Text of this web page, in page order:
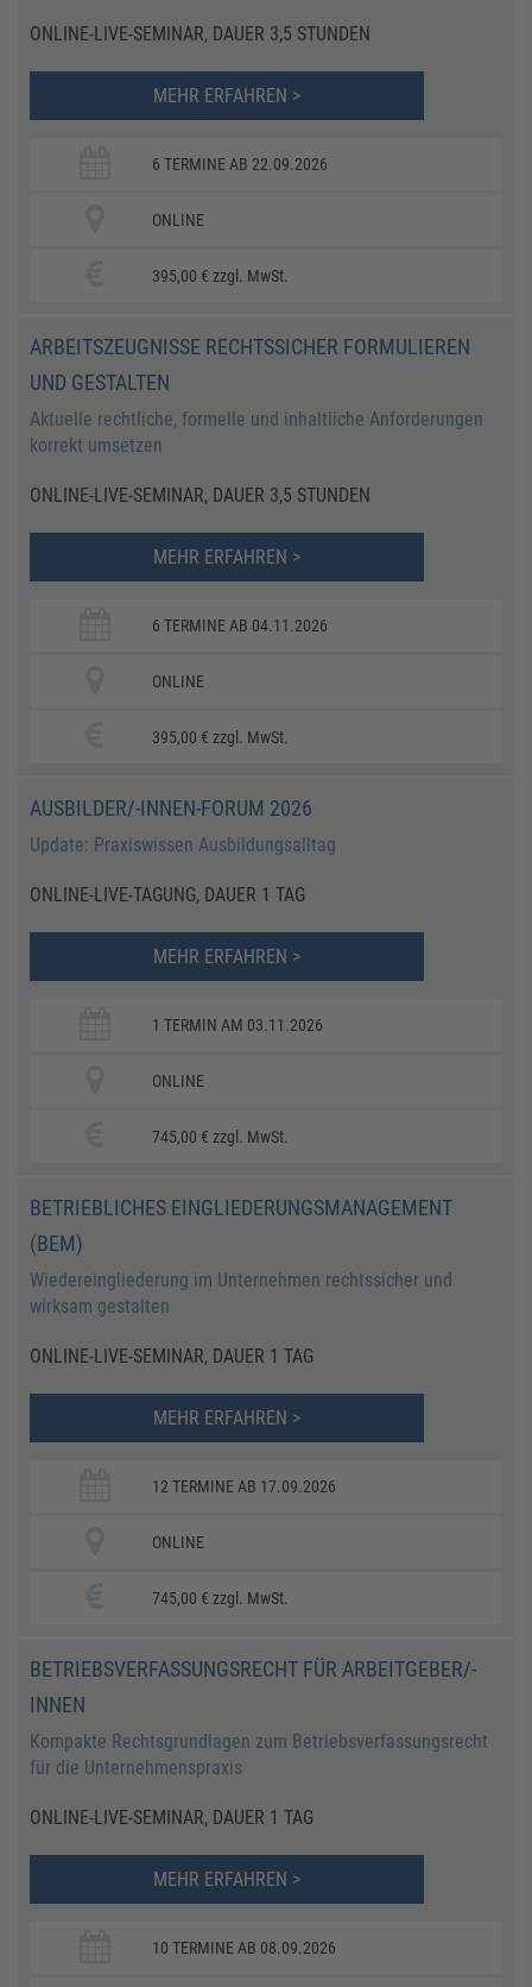
ONLINE-LIVE-SEMINAR, DAUER 3,5 STUNDEN
MEHR ERFAHREN >
6 TERMINE AB 22.09.2026
ONLINE
395,00 € zzgl. MwSt.
ARBEITSZEUGNISSE RECHTSSICHER FORMULIEREN
UND GESTALTEN
Aktuelle rechtliche, formelle und inhaltliche Anforderungen
korrekt umsetzen
ONLINE-LIVE-SEMINAR, DAUER 3,5 STUNDEN
MEHR ERFAHREN >
6 TERMINE AB 04.11.2026
ONLINE
395,00 € zzgl. MwSt.
AUSBILDER/-INNEN-FORUM 2026
Update: Praxiswissen Ausbildungsalltag
ONLINE-LIVE-TAGUNG, DAUER 1 TAG
MEHR ERFAHREN >
1 TERMIN AM 03.11.2026
ONLINE
745,00 € zzgl. MwSt.
BETRIEBLICHES EINGLIEDERUNGSMANAGEMENT
(BEM)
Wiedereingliederung im Unternehmen rechtssicher und
wirksam gestalten
ONLINE-LIVE-SEMINAR, DAUER 1 TAG
MEHR ERFAHREN >
12 TERMINE AB 17.09.2026
ONLINE
745,00 € zzgl. MwSt.
BETRIEBSVERFASSUNGSRECHT FÜR ARBEITGEBER/-
INNEN
Kompakte Rechtsgrundlagen zum Betriebsverfassungsrecht
für die Unternehmenspraxis
ONLINE-LIVE-SEMINAR, DAUER 1 TAG
MEHR ERFAHREN >
10 TERMINE AB 08.09.2026